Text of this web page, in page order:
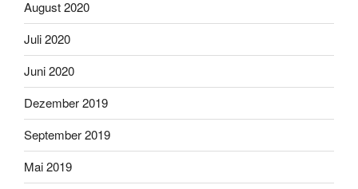
August 2020
Juli 2020
Juni 2020
Dezember 2019
September 2019
Mai 2019